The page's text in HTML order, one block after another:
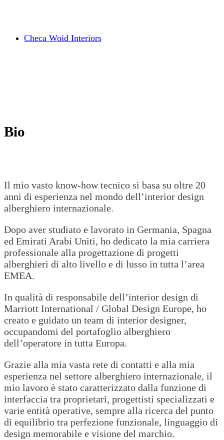
Checa Woid Interiors
Bio
Il mio vasto know-how tecnico si basa su oltre 20
anni di esperienza nel mondo dell’interior design
alberghiero internazionale.
Dopo aver studiato e lavorato in Germania, Spagna
ed Emirati Arabi Uniti, ho dedicato la mia carriera
professionale alla progettazione di progetti
alberghieri di alto livello e di lusso in tutta l’area
EMEA.
In qualità di responsabile dell’interior design di
Marriott International / Global Design Europe, ho
creato e guidato un team di interior designer,
occupandomi del portafoglio alberghiero
dell’operatore in tutta Europa.
Grazie alla mia vasta rete di contatti e alla mia
esperienza nel settore alberghiero internazionale, il
mio lavoro è stato caratterizzato dalla funzione di
interfaccia tra proprietari, progettisti specializzati e
varie entità operative, sempre alla ricerca del punto
di equilibrio tra perfezione funzionale, linguaggio di
design memorabile e visione del marchio.